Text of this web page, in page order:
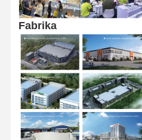
Davalar
Bir İndirim
İste
Geri Dönüşümlü Kağıt Torba
Dönmüş El Kağıt Torbaları
Kağıt Gıda Teslimat Çantaları
sos kağıt torbalar
Fabrika